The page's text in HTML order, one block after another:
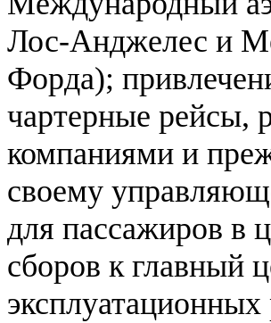
Лос-Анджелес и
Форда);
чартерные рейсы,
компаниями и
своему
для пассажиров в
сборов к главный
эксплуатационных